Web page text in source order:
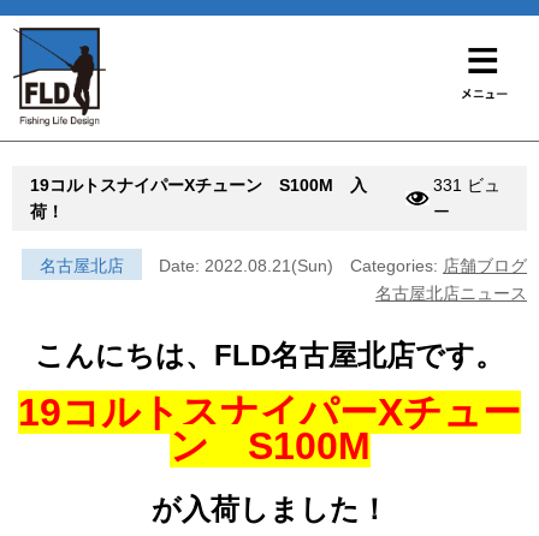
19コルトスナイパーXチューン S100M 入
荷！
331 ビュ
ー
名古屋北店 Date: 2022.08.21(Sun) Categories: 店舗ブログ
名古屋北店ニュース
こんにちは、FLD名古屋北店です。
19コルトスナイパーXチュー
ン S100M
が入荷しました！